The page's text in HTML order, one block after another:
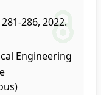
286, 2022.
Engineering